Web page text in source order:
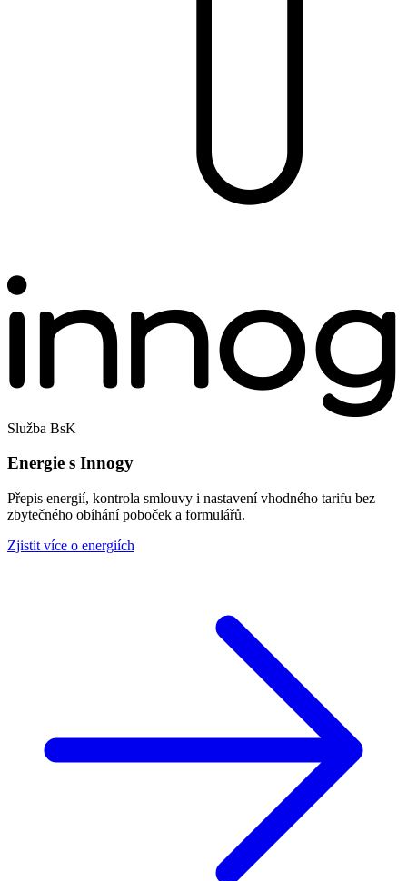
Služba BsK
Energie s Innogy
Přepis energií, kontrola smlouvy i nastavení vhodného tarifu bez
zbytečného obíhání poboček a formulářů.
Zjistit více o energiích